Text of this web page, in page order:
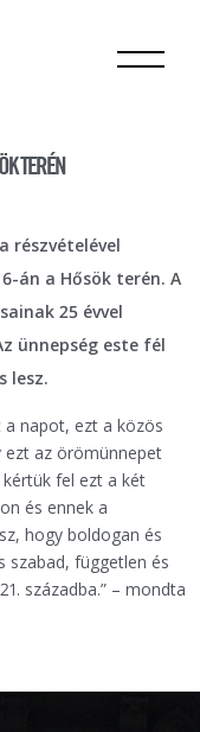
TERÉN
részvételével
án a Hősök terén. A
25 évvel
ünnepség este fél
lesz.
a napot, ezt a közös
ezt az örömünnepet
fel ezt a két
és ennek a
hogy boldogan és
szabad, független és
századba.” – mondta